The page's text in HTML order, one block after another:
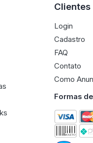
Clientes
Login
Cadastro
FAQ
Contato
Como
Formas